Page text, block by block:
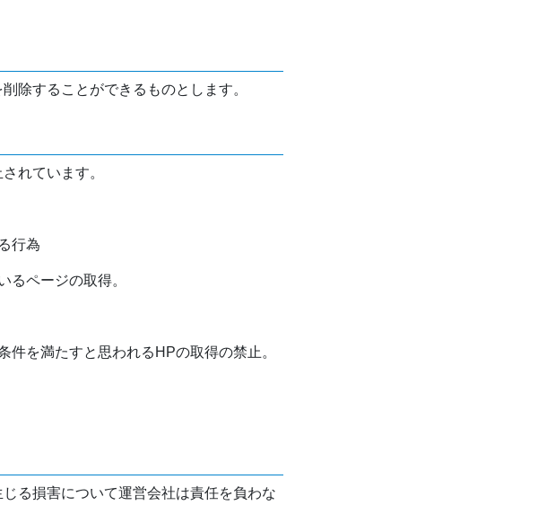
除することができるものとします。
れています。
行為
るページの取得。
を満たすと思われるHPの取得の禁止。
る損害について運営会社は責任を負わな